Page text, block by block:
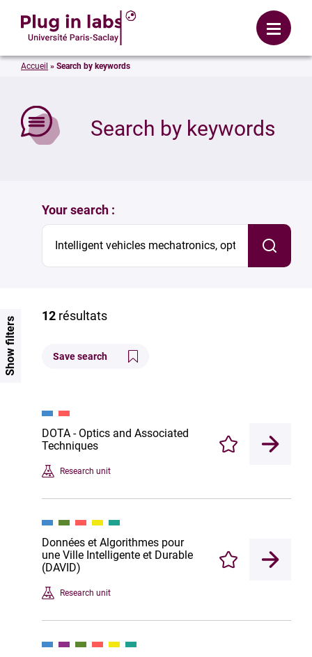
Menu
Search by keywords
Accueil » Search by keywords
Your search :
12 résultats
Save search
DOTA - Optics and Associated
Techniques
Research unit
Enregistrer
Données et Algorithmes pour
une Ville Intelligente et Durable
(DAVID)
Research unit
Enregistrer
Show filters